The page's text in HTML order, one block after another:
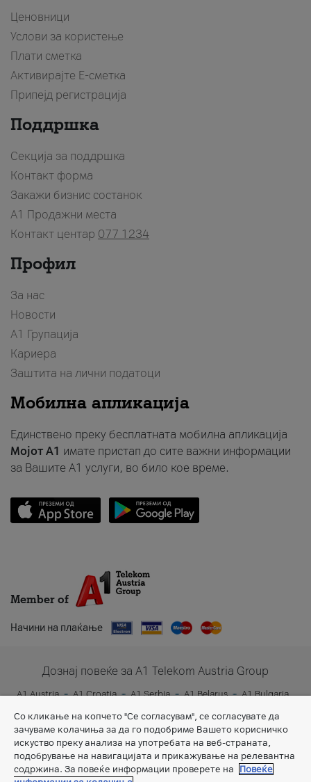
Ценовници
Услови за користење
Плати сметка
Активирајте Е-сметка
Припејд регистрација
Поддршка
Секција за поддршка
Контакт форма
Закажи бизнис состанок
A1 Продажни места
Контакт центар 077 1234
Профил
За нас
Новости
А1 Групација
Кариера
Заштита на лични податоци
Мобилна апликација
Единствено преку бесплатната мобилна апликација
Мојот A1 имате пристап до сите важни информации
за Вашите A1 услуги, во било кое време.
Member of
Начини на плаќање
Дознај повеќе за A1 Telekom Austria Group
A1 Austria A1 Croatia A1 Serbia A1 Belarus
A1 Bulgaria
Со кликање на копчето "Се согласувам", се согласувате да
зачуваме колачиња за да го подобриме Вашето корисничко
искуство преку анализа на употребата на веб-страната,
подобрување на навигацијата и прикажување на релевантна
содржина. За повеќе информации проверете на
Повеќе